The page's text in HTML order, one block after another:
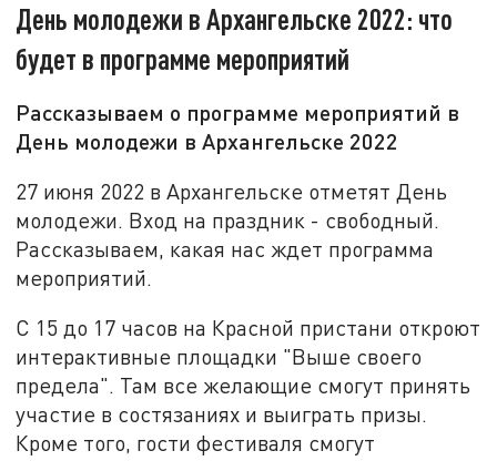
День молодежи в Архангельске 2022: что
будет в программе мероприятий
Рассказываем о программе мероприятий в
День молодежи в Архангельске 2022
27 июня 2022 в Архангельске отметят День
молодежи. Вход на праздник - свободный.
Рассказываем, какая нас ждет программа
мероприятий.
С 15 до 17 часов на Красной пристани откроют
интерактивные площадки "Выше своего
предела". Там все желающие смогут принять
участие в состязаниях и выиграть призы.
Кроме того, гости фестиваля смогут